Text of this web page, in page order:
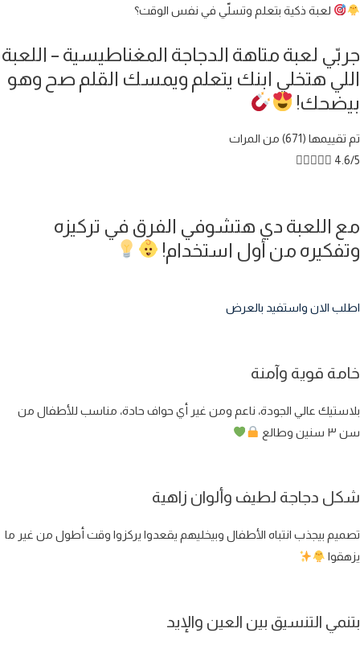
لعبة ذكية بتعلم وتسلّي في نفس الوقت؟
جربّي لعبة متاهة الدجاجة المغناطيسية – اللعبة
اللي هتخلي ابنك يتعلم ويمسك القلم صح وهو
بيضحك!
تم تقييمها (671) من المرات
     4.6/5
مع اللعبة دي هتشوفي الفرق في تركيزه
وتفكيره من أول استخدام!
اطلب الان واستفيد بالعرض
خامة قوية وآمنة
بلاستيك عالي الجودة، ناعم ومن غير أي حواف حادة، مناسب للأطفال من
سن ٣ سنين وطالع
شكل دجاجة لطيف وألوان زاهية
تصميم بيجذب انتباه الأطفال وبيخليهم يقعدوا يركزوا وقت أطول من غير ما
يزهقوا
بتنمي التنسيق بين العين والإيد